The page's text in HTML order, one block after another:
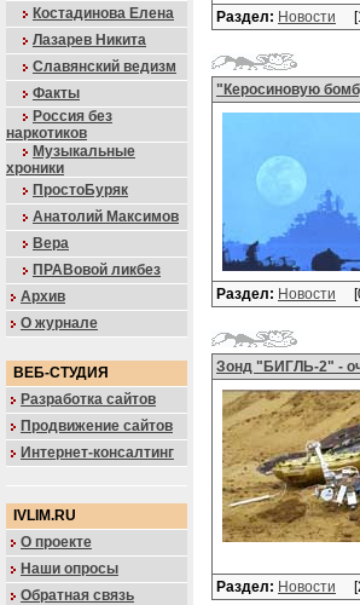
Костадинова Елена
Лазарев Никита
Славянский ведизм
Факты
Россия без
наркотиков
Музыкальные
хроники
ПростоБуряк
Анатолий Максимов
Вера
ПРАВовой ликбез
Архив
О журнале
ВЕБ-СТУДИЯ
Разработка сайтов
Продвижение сайтов
Интернет-консалтинг
IVLIM.RU
О проекте
Наши опросы
Обратная связь
Раздел: Новости
"Керосиновую
Раздел: Новости
Зонд "БИГЛЬ-2" -
Раздел: Новости